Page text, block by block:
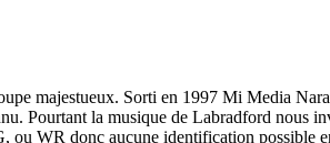
majestueux. Sorti en 1997 Mi Media
Pourtant la musique de Labradford nous
WR donc aucune identification possible